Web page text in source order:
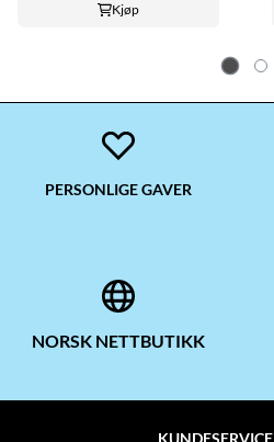
Kjøp
PERSONLIGE GAVER
NORSK NETTBUTIKK